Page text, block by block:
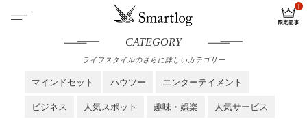
CATEGORY
ライフスタイルのさらに詳しいカテゴリー
マインドセット ハウツー
エンターテイメント
ビジネス
人気スポット 趣味・娯楽 人気サービス